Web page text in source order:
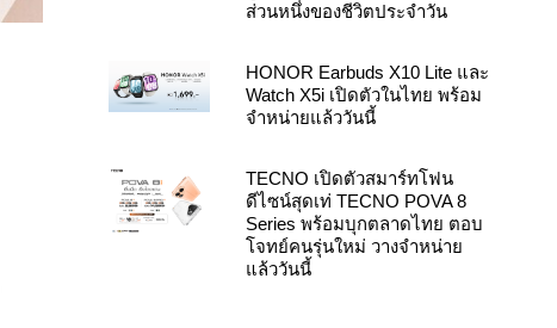
ส่วนหนึ่งของชีวิตประจำวัน
HONOR Earbuds X10 Lite และ
Watch X5i เปิดตัวในไทย พร้อม
จำหน่ายแล้ววันนี้
TECNO เปิดตัวสมาร์ทโฟน
ดีไซน์สุดเท่ TECNO POVA 8
Series พร้อมบุกตลาดไทย ตอบ
โจทย์คนรุ่นใหม่ วางจำหน่าย
แล้ววันนี้